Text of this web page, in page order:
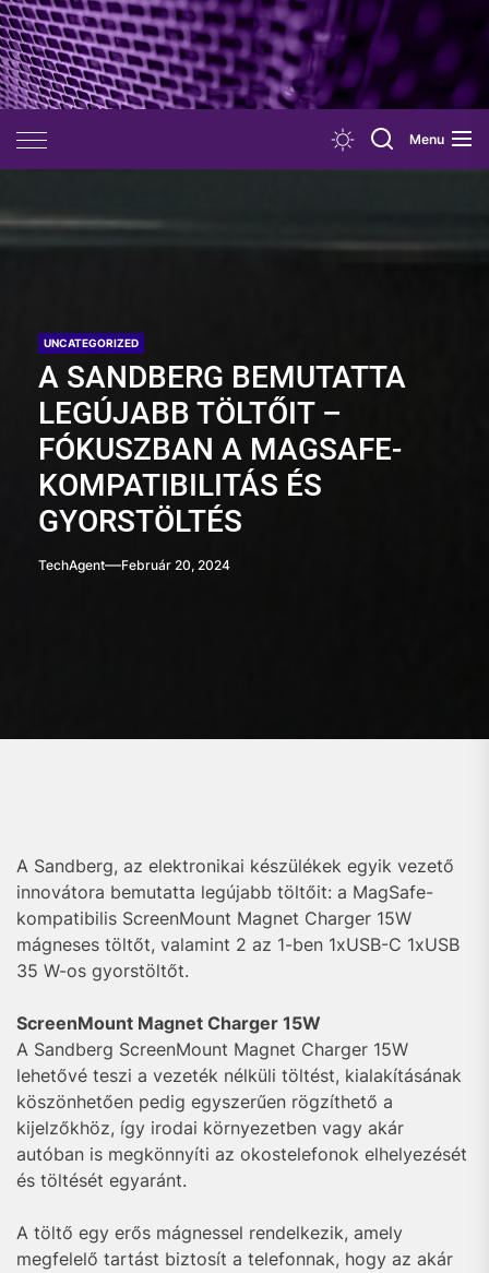
Skip
to
the
content
Menu
UNCATEGORIZED
A SANDBERG BEMUTATTA
LEGÚJABB TÖLTŐIT –
FÓKUSZBAN A MAGSAFE-
KOMPATIBILITÁS ÉS
GYORSTÖLTÉS
TechAgent Február 20, 2024
A Sandberg, az elektronikai készülékek egyik vezető
innovátora bemutatta legújabb töltőit: a MagSafe-
kompatibilis ScreenMount Magnet Charger 15W
mágneses töltőt, valamint 2 az 1-ben 1xUSB-C 1xUSB
35 W-os gyorstöltőt.
ScreenMount Magnet Charger 15W
A Sandberg ScreenMount Magnet Charger 15W
lehetővé teszi a vezeték nélküli töltést, kialakításának
köszönhetően pedig egyszerűen rögzíthető a
kijelzőkhöz, így irodai környezetben vagy akár
autóban is megkönnyíti az okostelefonok elhelyezését
és töltését egyaránt.
A töltő egy erős mágnessel rendelkezik, amely
megfelelő tartást biztosít a telefonnak, hogy az akár